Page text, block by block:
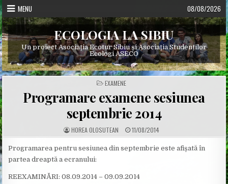
Skip
to
content
MENU 08/08/2026
ECOLOGIA LA SIBIU
Un proiect Asociația Ecotur Sibiu și Asociația Studenților
Ecologi ASECO
POSTED
IN
EXAMENE
Programare examene sesiunea
septembrie 2014
A
U
H
R
HOREA OLOSUTEAN P
U
L
I
D
11/08/2014
Programarea pentru sesiunea din septembrie este afișată în
partea dreaptă a ecranului:
REEXAMINĂRI: 08.09.2014 – 09.09.2014